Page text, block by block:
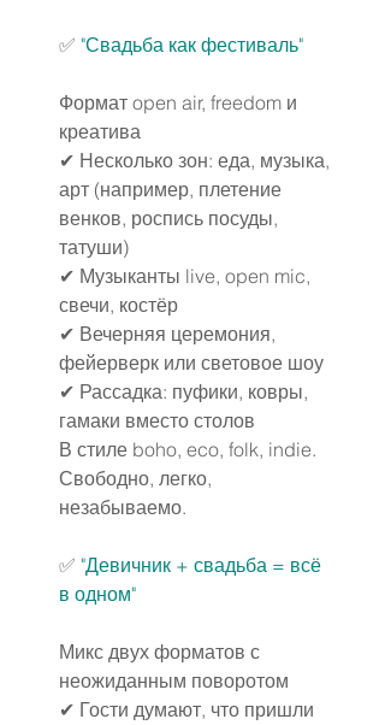
✅ "Свадьба как фестиваль"
Формат open air, freedom и
креатива
✔ Несколько зон: еда, музыка,
арт (например, плетение
венков, роспись посуды,
татуши)
✔ Музыканты live, open mic,
свечи, костёр
✔ Вечерняя церемония,
фейерверк или световое шоу
✔ Рассадка: пуфики, ковры,
гамаки вместо столов
В стиле boho, eco, folk, indie.
Свободно, легко,
незабываемо.
✅ "Девичник + свадьба = всё
в одном"
Микс двух форматов с
неожиданным поворотом
✔ Гости думают, что пришли